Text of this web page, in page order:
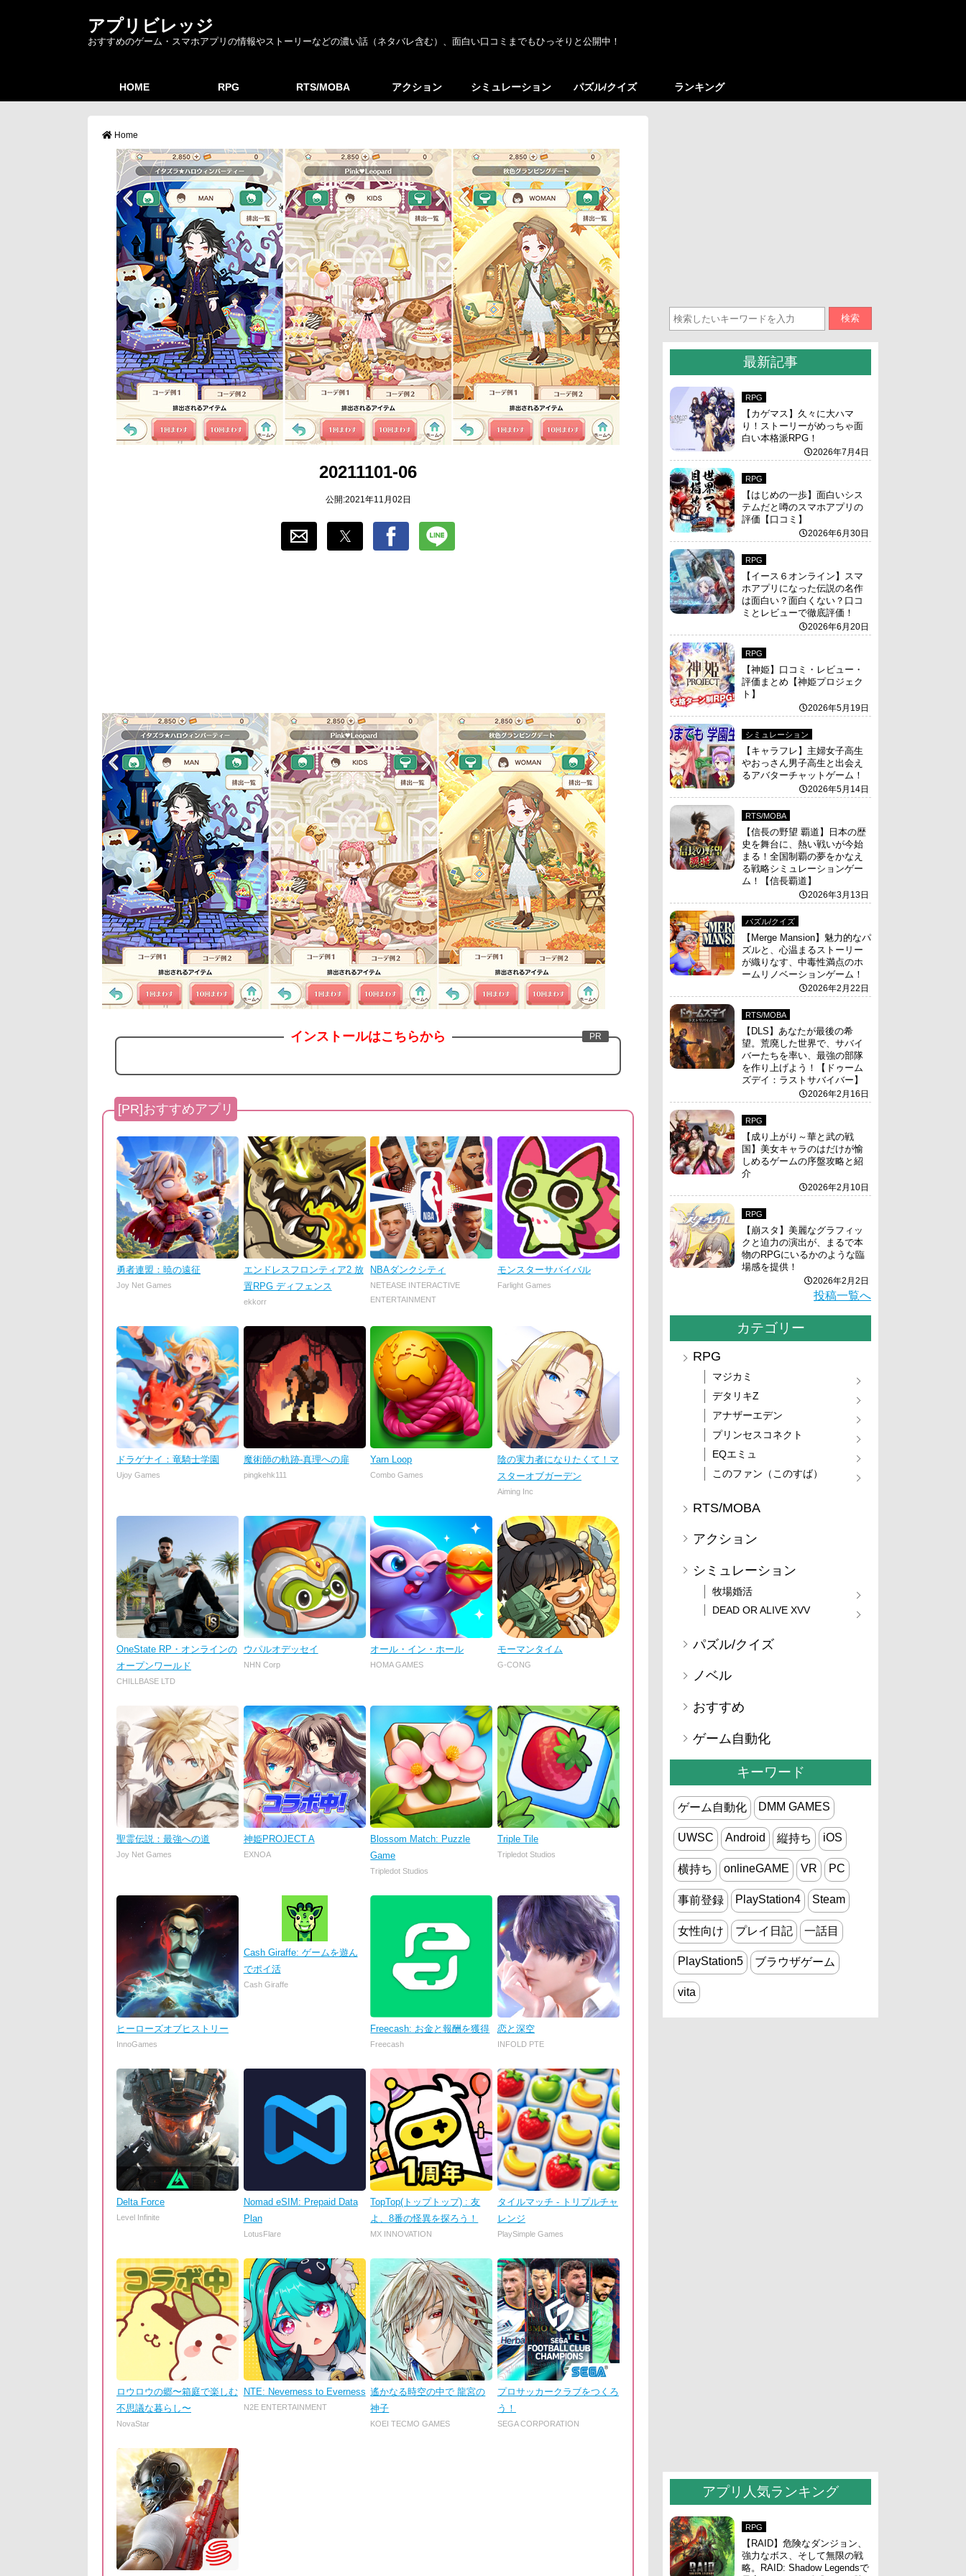
アプリビレッジ
おすすめのゲーム・スマホアプリの情報やストーリーなどの濃い話（ネタバレ含む）、面白い口コミまでもひっそりと公開中！
HOME RPG RTS/MOBA アクション シミュレーション パズル/クイズ ランキング
Home
20211101-06
公開:2021年11月02日
インストールはこちらから
勇者連盟：暁の遠征
Joy Net Games
エンドレスフロンティア2 放
置RPG ディフェンス
ekkorr
NBAダンクシティ
NETEASE INTERACTIVE
ENTERTAINMENT
モンスターサバイバル
Farlight Games
ドラゲナイ：竜騎士学園
Ujoy Games
魔術師の軌跡-真理への扉
pingkehk111
Yarn Loop
Combo Games
陰の実力者になりたくて！マ
スターオブガーデン
Aiming Inc
OneState RP・オンラインの
オープンワールド
CHILLBASE LTD
ウパルオデッセイ
NHN Corp
オール・イン・ホール
HOMA GAMES
モーマンタイム
G-CONG
聖霊伝説：最強への道
Joy Net Games
神姫PROJECT A
EXNOA
Blossom Match: Puzzle
Game
Tripledot Studios
Triple Tile
Tripledot Studios
ヒーローズオブヒストリー
InnoGames
Cash Giraffe: ゲームを遊ん
でポイ活
Cash Giraffe
Freecash: お金と報酬を獲得
Freecash
恋と深空
INFOLD PTE
Delta Force
Level Infinite
Nomad eSIM: Prepaid Data
Plan
LotusFlare
TopTop(トップトップ) : 友
よ、8番の怪異を探ろう！
MX INNOVATION
タイルマッチ - トリプルチャ
レンジ
PlaySimple Games
ロウロウの郷〜箱庭で楽しむ
不思議な暮らし〜
NovaStar
NTE: Neverness to Everness
N2E ENTERTAINMENT
遙かなる時空の中で 龍宮の
神子
KOEI TECMO GAMES
プロサッカークラブをつくろ
う！
SEGA CORPORATION
検索
最新記事
RPG
【カゲマス】久々に大ハマ
り！ストーリーがめっちゃ面
白い本格派RPG！
2026年7月4日
RPG
【はじめの一歩】面白いシス
テムだと噂のスマホアプリの
評価【口コミ】
2026年6月30日
RPG
【イース６オンライン】スマ
ホアプリになった伝説の名作
は面白い？面白くない？口コ
ミとレビューで徹底評価！
2026年6月20日
RPG
【神姫】口コミ・レビュー・
評価まとめ【神姫プロジェク
ト】
2026年5月19日
シミュレーション
【キャラフレ】主婦女子高生
やおっさん男子高生と出会え
るアバターチャットゲーム！
2026年5月14日
RTS/MOBA
【信長の野望 覇道】日本の歴
史を舞台に、熱い戦いが今始
まる！全国制覇の夢をかなえ
る戦略シミュレーションゲー
ム！【信長覇道】
2026年3月13日
パズル/クイズ
【Merge Mansion】魅力的なパ
ズルと、心温まるストーリー
が織りなす、中毒性満点のホ
ームリノベーションゲーム！
2026年2月22日
RTS/MOBA
【DLS】あなたが最後の希
望。荒廃した世界で、サバイ
バーたちを率い、最強の部隊
を作り上げよう！【ドゥーム
ズデイ：ラストサバイバー】
2026年2月16日
RPG
【成り上がり～華と武の戦
国】美女キャラのはだけが愉
しめるゲームの序盤攻略と紹
介
2026年2月10日
RPG
【崩スタ】美麗なグラフィッ
クと迫力の演出が、まるで本
物のRPGにいるかのような臨
場感を提供！
2026年2月2日
投稿一覧へ
カテゴリー
RPG
マジカミ
デタリキZ
アナザーエデン
プリンセスコネクト
EQエミュ
このファン（このすば）
RTS/MOBA
アクション
シミュレーション
牧場婚活
DEAD OR ALIVE XVV
パズル/クイズ
ノベル
おすすめ
ゲーム自動化
キーワード
ゲーム自動化 DMM GAMES
UWSC Android 縦持ち iOS
横持ち onlineGAME VR PC
事前登録 PlayStation4 Steam
女性向け プレイ日記 一話目
PlayStation5 ブラウザゲーム
vita
アプリ人気ランキング
RPG
【RAID】危険なダンジョン、
強力なボス、そして無限の戦
略。RAID: Shadow Legendsで